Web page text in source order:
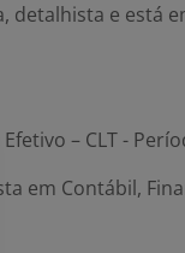
detalhista e está
Efetivo – CLT -
em Contábil,